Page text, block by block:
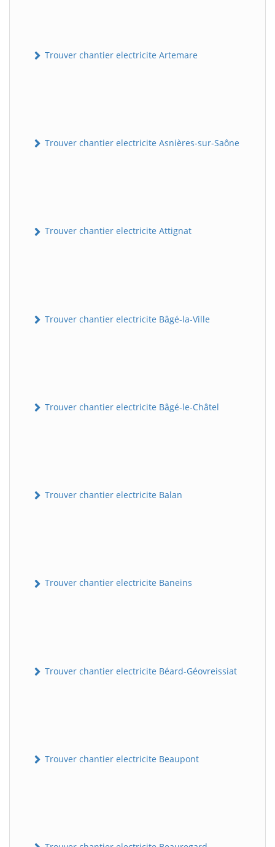
Trouver chantier electricite Artemare
Trouver chantier electricite Asnières-sur-Saône
Trouver chantier electricite Attignat
Trouver chantier electricite Bâgé-la-Ville
Trouver chantier electricite Bâgé-le-Châtel
Trouver chantier electricite Balan
Trouver chantier electricite Baneins
Trouver chantier electricite Béard-Géovreissiat
Trouver chantier electricite Beaupont